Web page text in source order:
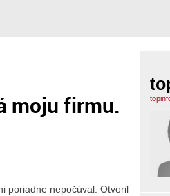
moju firmu.
poriadne nepočúval. Otvoril